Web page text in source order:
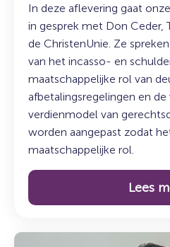
In deze aflevering gaat
in gesprek met Don Ceder,
de ChristenUnie. Ze
van het incasso- en
maatschappelijke rol van
afbetalingsregelingen en
verdienmodel van
worden aangepast zodat
maatschappelijke rol.
Lees
Lees